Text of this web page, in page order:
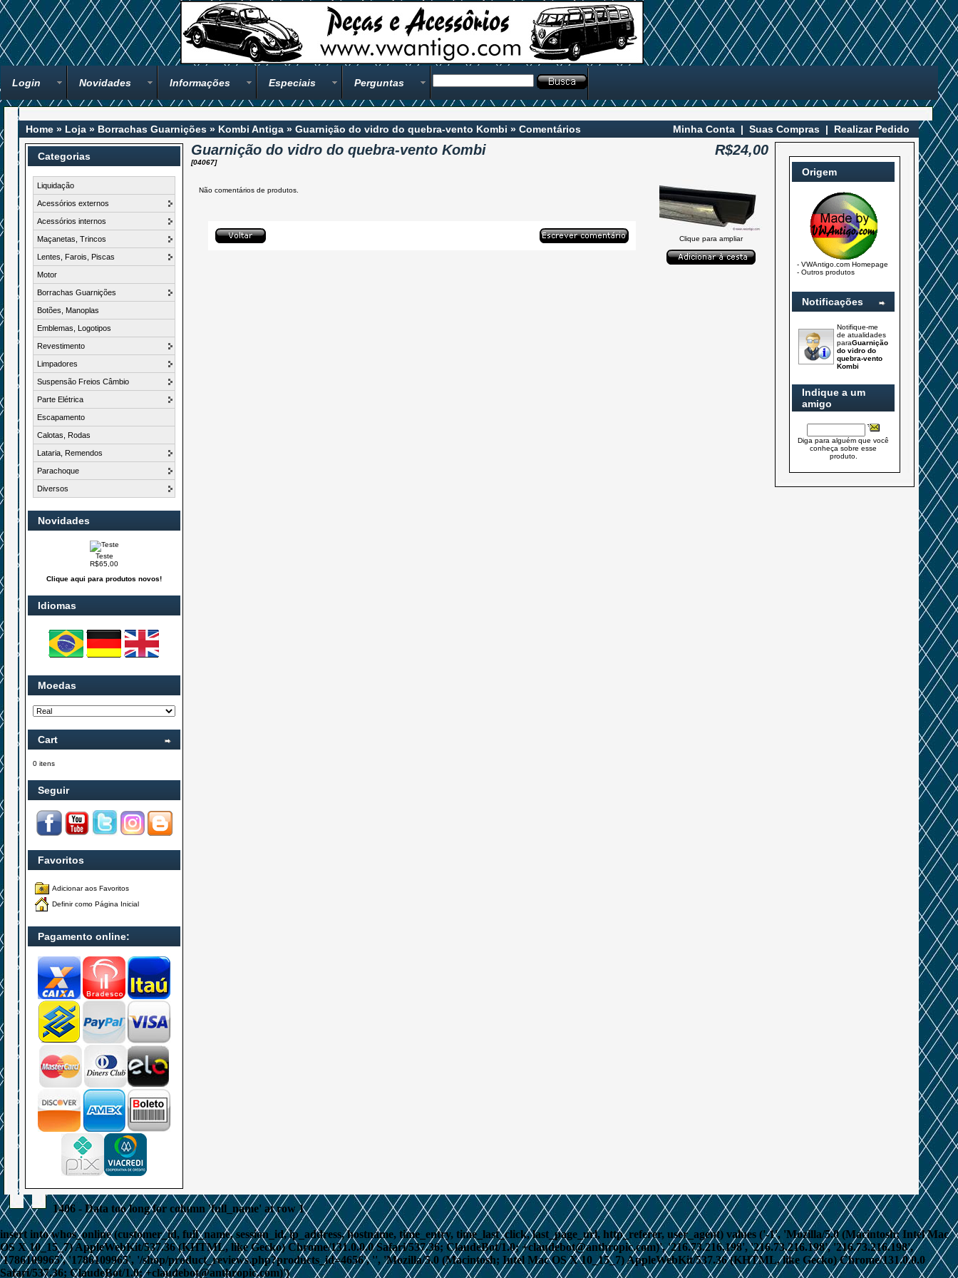
Login Novidades Informações Especiais Perguntas
Home » Loja » Borrachas Guarnições » Kombi Antiga » Guarnição do vidro do quebra-vento Kombi » Comentários Minha Conta | Suas Compras | Realizar Pedido
Categorias
Liquidação
Acessórios externos
Acessórios internos
Maçanetas, Trincos
Lentes, Farois, Piscas
Motor
Borrachas Guarnições
Botões, Manoplas
Emblemas, Logotipos
Revestimento
Limpadores
Suspensão Freios Câmbio
Parte Elétrica
Escapamento
Calotas, Rodas
Lataria, Remendos
Parachoque
Diversos
Novidades
Teste
R$65,00
Clique aqui para produtos novos!
Idiomas
Moedas
Cart
0 itens
Seguir
Favoritos
Adicionar aos Favoritos
Definir como Página Inicial
Pagamento online:
Guarnição do vidro do quebra-vento Kombi
[04067]
R$24,00
Não comentários de produtos.
Clique para ampliar
Origem
- VWAntigo.com Homepage
- Outros produtos
Notificações
Notifique-me
de atualidades
paraGuarnição
do vidro do
quebra-vento
Kombi
Indique a um
amigo
Diga para alguém que você
conheça sobre esse
produto.
1406 - Data too long for column 'full_name' at row 1
insert into whos_online (customer_id, full_name, session_id, ip_address, hostname, time_entry, time_last_click, last_page_url, http_referer, user_agent) values ('-1', 'Mozilla/5.0 (Macintosh; Intel Mac
OS X 10_15_7) AppleWebKit/537.36 (KHTML, like Gecko) Chrome/131.0.0.0 Safari/537.36; ClaudeBot/1.0; +claudebot@anthropic.com)', '216.73.216.198', '216.73.216.198', '216.73.216.198',
'1786109965', '1786109965', '/shop/product_reviews.php?products_id=4656', '', 'Mozilla/5.0 (Macintosh; Intel Mac OS X 10_15_7) AppleWebKit/537.36 (KHTML, like Gecko) Chrome/131.0.0.0
Safari/537.36; ClaudeBot/1.0; +claudebot@anthropic.com)')